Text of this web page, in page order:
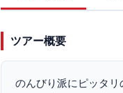
ツアー概要
のんびり派にピッタ